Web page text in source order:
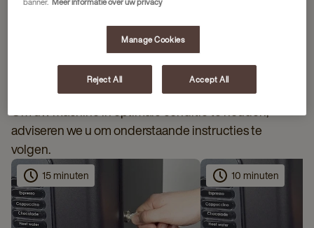
SCHOONMAAKINSTRUCTIES
Om uw machine in optimale conditie te houden,
adviseren we u om onderstaande instructies te
volgen.
15 minuten 10 minuten
Manage Cookies
Reject All Accept All